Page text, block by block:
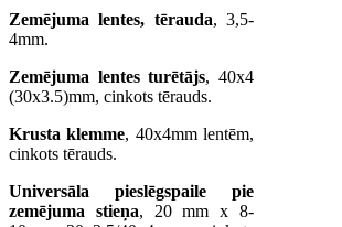
Zemējuma lentes, tērauda, 3,5-
4mm.
Zemējuma lentes turētājs, 40x4
(30x3.5)mm, cinkots tērauds.
Krusta klemme, 40x4mm lentēm,
cinkots tērauds.
Universāla pieslēgspaile pie
zemējuma stieņa, 20 mm x 8-